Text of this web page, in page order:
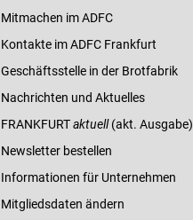
Mitmachen im ADFC
Kontakte im ADFC Frankfurt
Geschäftsstelle in der Brotfabrik
Nachrichten und Aktuelles
FRANKFURTaktuell(akt. Ausgabe)
Newsletter bestellen
Informationen für Unternehmen
Mitgliedsdaten ändern